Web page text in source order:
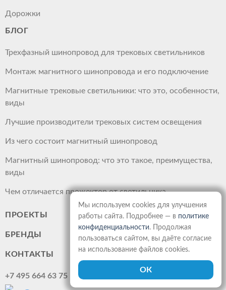
Дорожки
БЛОГ
Трехфазный шинопровод для трековых светильников
Монтаж магнитного шинопровода и его подключение
Магнитные трековые светильники: что это, особенности,
виды
Лучшие производители трековых систем освещения
Из чего состоит магнитный шинопровод
Магнитный шинопровод: что это такое, преимущества,
виды
Чем отличается прожектор от светильника
ПРОЕКТЫ
БРЕНДЫ
КОНТАКТЫ
+7 495 664 63 75
Мы используем cookies для улучшения
работы сайта. Подробнее — в политике
конфиденциальности. Продолжая
пользоваться сайтом, вы даёте согласие
на использование файлов cookies.